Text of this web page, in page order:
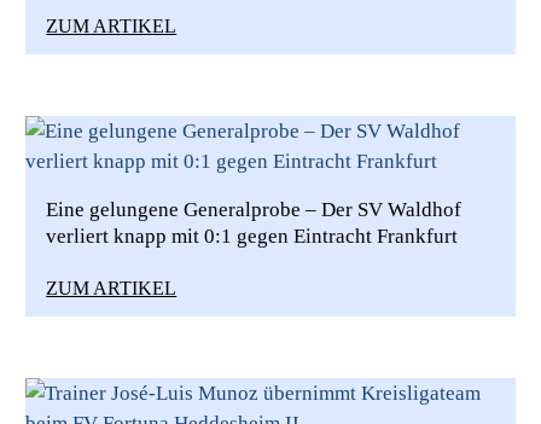
ZUM ARTIKEL
Eine gelungene Generalprobe – Der SV Waldhof
verliert knapp mit 0:1 gegen Eintracht Frankfurt
ZUM ARTIKEL